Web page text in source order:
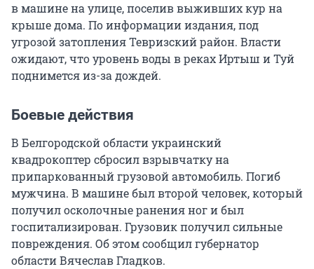
в машине на улице, поселив выживших кур на
крыше дома. По информации издания, под
угрозой затопления Тевризский район. Власти
ожидают, что уровень воды в реках Иртыш и Туй
поднимется из-за дождей.
Боевые действия
В Белгородской области украинский
квадрокоптер сбросил взрывчатку на
припаркованный грузовой автомобиль. Погиб
мужчина. В машине был второй человек, который
получил осколочные ранения ног и был
госпитализирован. Грузовик получил сильные
повреждения. Об этом сообщил губернатор
области Вячеслав Гладков.